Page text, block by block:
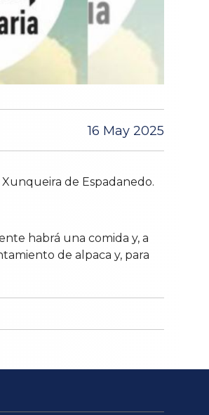
16 May 2025
de Espadanedo.
habrá una comida y, a
de alpaca y, para